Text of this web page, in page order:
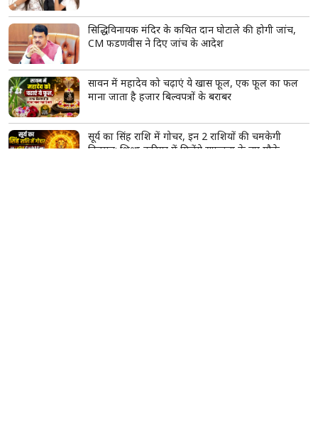
इजरायली मीडिया का दावा- ईरान के सुप्रीम लीडर मोजतबा
खामेनेई की हालत बेहद गंभीर, कभी भी आ सकती है मौत
परिसीमन पर विजय थलपति की बैठक से विपक्ष ने बनाई दूरी,
37 सांसदों ने किया बहिष्कार
गोविंदा के साथ एयरपोर्ट पर दिखीं कोमल रानी स्वर्णकार,
मिस्ट्री गर्ल को लेकर फिर चर्चा में आया एक्टर का नाम